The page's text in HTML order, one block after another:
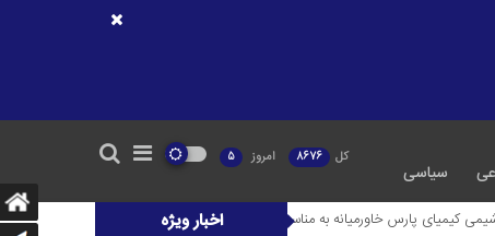
سیاسی
کل 8676 امروز 5
اخبار ویژه خاورمیانه به مناسبت روز خبرنگار پیام مدیرعامل پتروشیمی خارک به مناسبت